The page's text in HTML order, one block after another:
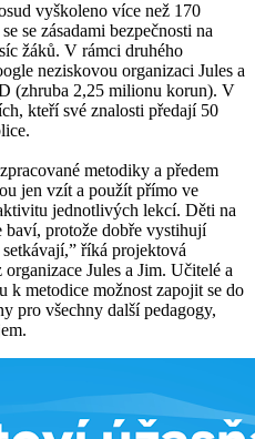
vyškoleno více než 170
se zásadami bezpečnosti na
žáků. V rámci druhého
neziskovou organizaci Jules a
(zhruba 2,25 milionu korun). V
kteří své znalosti předají 50
metodiky a předem
jen vzít a použít přímo ve
jednotlivých lekcí. Děti na
protože dobře vystihují
říká projektová
Jules a Jim. Učitelé a
k metodice možnost zapojit se do
pro všechny další pedagogy,